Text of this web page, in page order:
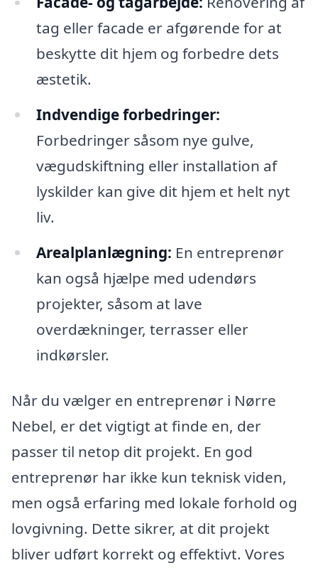
tag eller facade er afgørende for at
beskytte dit hjem og forbedre dets
æstetik.
Indvendige forbedringer:
Forbedringer såsom nye gulve,
vægudskiftning eller installation af
lyskilder kan give dit hjem et helt nyt
liv.
Arealplanlægning: En entreprenør
kan også hjælpe med udendørs
projekter, såsom at lave
overdækninger, terrasser eller
indkørsler.
Når du vælger en entreprenør i Nørre
Nebel, er det vigtigt at finde en, der
passer til netop dit projekt. En god
entreprenør har ikke kun teknisk viden,
men også erfaring med lokale forhold og
lovgivning. Dette sikrer, at dit projekt
bliver udført korrekt og effektivt. Vores